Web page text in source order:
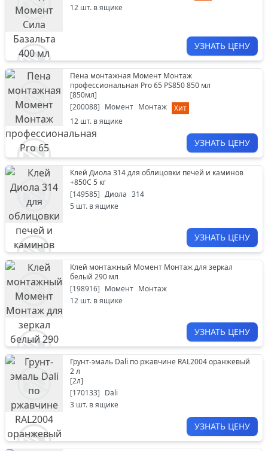
12 шт. в ящике
УЗНАТЬ ЦЕНУ
Пена монтажная Момент Монтаж
профессиональная Pro 65 PS850 850 мл
[850мл]
[200088] Момент Монтаж
Хит
12 шт. в ящике
УЗНАТЬ ЦЕНУ
Клей Диола 314 для облицовки печей и каминов
+850С 5 кг
[149585] Диола 314
5 шт. в ящике
УЗНАТЬ ЦЕНУ
Клей монтажный Момент Монтаж для зеркал
белый 290 мл
[198916] Момент Монтаж
12 шт. в ящике
УЗНАТЬ ЦЕНУ
Грунт-эмаль Dali по ржавчине RAL2004 оранжевый
2 л
[2л]
[170133] Dali
3 шт. в ящике
УЗНАТЬ ЦЕНУ